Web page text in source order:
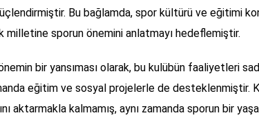
Bu bağlamda, spor kültürü ve eğitimi
milletine sporun önemini anlatmayı hedeflemiştir.
bir yansıması olarak, bu kulübün faaliyetleri
eğitim ve sosyal projelerle de desteklenmiştir.
aktarmakla kalmamış, aynı zamanda sporun bir